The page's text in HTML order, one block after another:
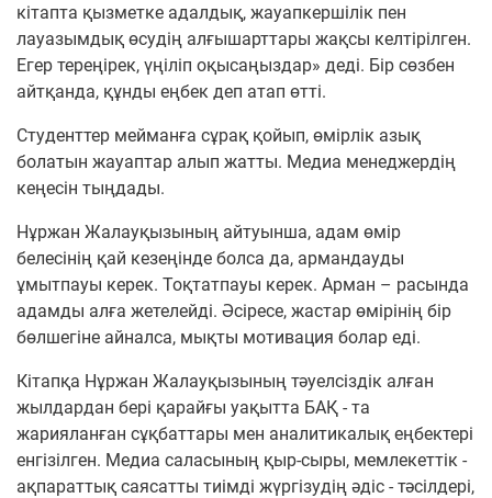
кітапта қызметке адалдық, жауапкершілік пен
лауазымдық өсудің алғышарттары жақсы келтірілген.
Егер тереңірек, үңіліп оқысаңыздар» деді. Бір сөзбен
айтқанда, құнды еңбек деп атап өтті.
Студенттер мейманға сұрақ қойып, өмірлік азық
болатын жауаптар алып жатты. Медиа менеджердің
кеңесін тыңдады.
Нұржан Жалауқызының айтуынша, адам өмір
белесінің қай кезеңінде болса да, армандауды
ұмытпауы керек. Тоқтатпауы керек. Арман – расында
адамды алға жетелейді. Әсіресе, жастар өмірінің бір
бөлшегіне айналса, мықты мотивация болар еді.
Кітапқа Нұржан Жалауқызының тәуелсіздік алған
жылдардан бері қарайғы уақытта БАҚ - та
жарияланған сұқбаттары мен аналитикалық еңбектері
енгізілген. Медиа саласының қыр-сыры, мемлекеттік -
ақпараттық саясатты тиімді жүргізудің әдіс - тәсілдері,